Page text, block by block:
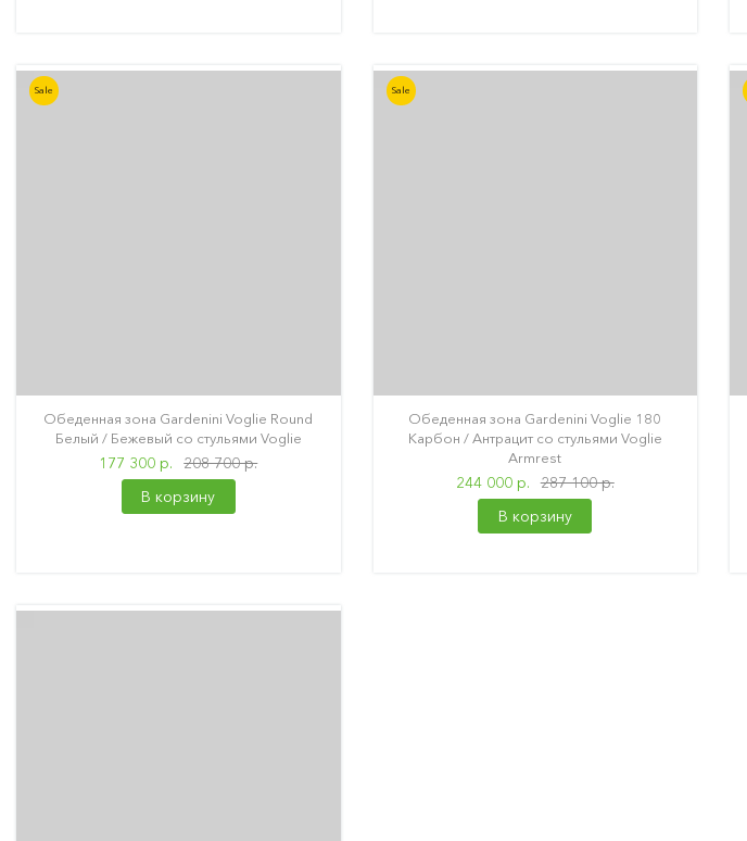
Sale
Обеденная зона Gardenini Voglie Round
Белый / Бежевый со стульями Voglie
177 300 р.
208 700 р.
В корзину
Sale
Обеденная зона Gardenini Voglie 180
Карбон / Антрацит со стульями Voglie
Armrest
244 000 р. 287 100 р.
В корзину